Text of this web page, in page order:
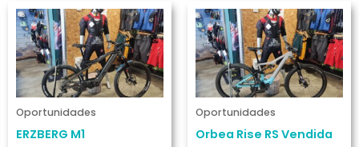
Oportunidades
ERZBERG M1
Oportunidades
Orbea Rise RS Vendida